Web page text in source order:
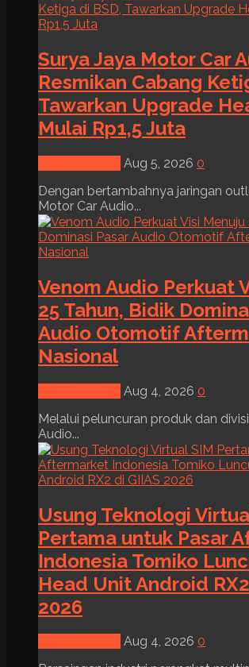
Surya Jaya Motor Car
Resmikan Cabang
Tawarkan Upgrade
Mulai Rp1,5 Juta
Aug 5, 2026 0
Dengan bertambahnya jaringan
Motor Car Audio...
Venom Audio Perkuat
25 Tahun, Bidik
Audio Otomotif
Nasional
Aug 4, 2026 0
Melalui peluncuran produk dan
Audio...
Usung Teknologi
Pertama untuk Pasar
Indonesia Tomiko
Head Unit Android
2026
Aug 4, 2026 0